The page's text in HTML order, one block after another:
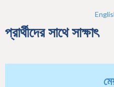
u
a
প্রার্থীদের সাথে সাক্ষাৎ